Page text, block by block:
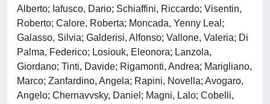
Alberto; Iafusco, Dario; Schiaffini, Riccardo; Visentin,
Roberto; Calore, Roberta; Moncada, Yenny Leal;
Galasso, Silvia; Galderisi, Alfonso; Vallone, Valeria; Di
Palma, Federico; Losiouk, Eleonora; Lanzola,
Giordano; Tinti, Davide; Rigamonti, Andrea; Marigliano,
Marco; Zanfardino, Angela; Rapini, Novella; Avogaro,
Angelo; Chernavvsky, Daniel; Magni, Lalo; Cobelli,